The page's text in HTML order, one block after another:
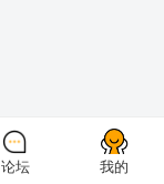
论坛 我的